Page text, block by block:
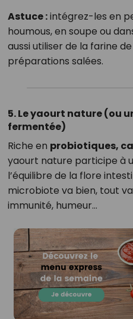
Astuce :intégrez-les en
houmous, en soupe ou
aussi utiliser de la farine
préparations salées.
5. Le yaourt nature (ou
fermentée)
Riche en probiotiques,
yaourt nature participe à
l’équilibre de la flore
microbiote va bien, tout
immunité, humeur…